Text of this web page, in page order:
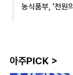
농식품부, '천원
아주PICK >